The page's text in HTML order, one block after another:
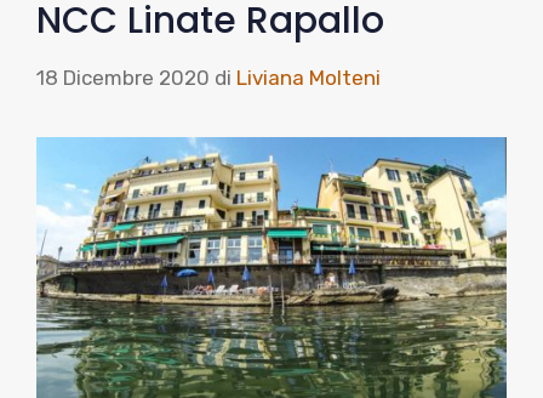
NCC Linate Rapallo
18 Dicembre 2020 di Liviana Molteni